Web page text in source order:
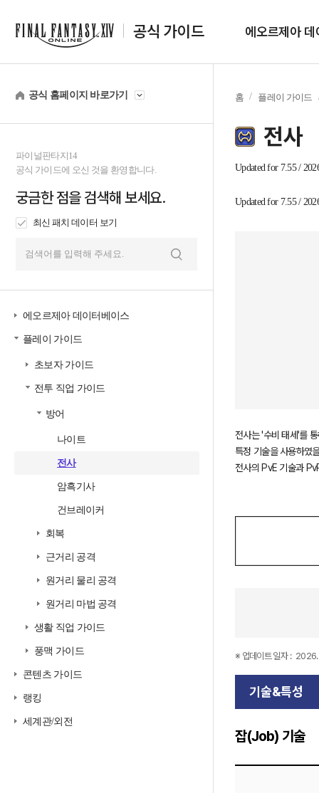
공식 가이드 에오르제아
공식 홈페이지 바로가기
파이널판타지14
공식 가이드에 오신 것을 환영합니다.
궁금한 점을 검색해 보세요.
최신 패치 데이터 보기
에오르제아 데이터베이스
플레이 가이드
초보자 가이드
전투 직업 가이드
방어
나이트
전사
암흑기사
건브레이커
회복
근거리 공격
원거리 물리 공격
원거리 마법 공격
생활 직업 가이드
풍맥 가이드
콘텐츠 가이드
랭킹
세계관/외전
홈 플레이 가이드
전사
tab1
Updated for 7.55 /
tab2
Updated for 7.55 /
전사는 '수비 태세'를
특정 기술을 사용하였
전사의 PvE 기술과
※ 업데이트 일자 :
기술&특성
잡(Job) 기술